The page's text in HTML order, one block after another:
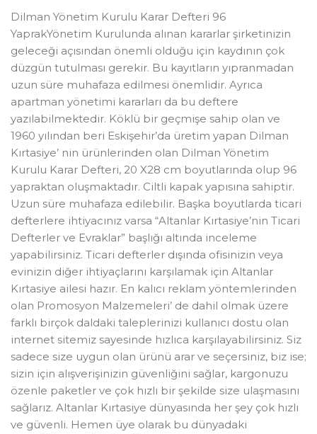
Dilman Yönetim Kurulu Karar Defteri 96
YaprakYönetim Kurulunda alınan kararlar şirketinizin
geleceği açısından önemli olduğu için kaydının çok
düzgün tutulması gerekir. Bu kayıtların yıpranmadan
uzun süre muhafaza edilmesi önemlidir. Ayrıca
apartman yönetimi kararları da bu deftere
yazılabilmektedir. Köklü bir geçmişe sahip olan ve
1960 yılından beri Eskişehir’da üretim yapan Dilman
Kırtasiye’ nin ürünlerinden olan Dilman Yönetim
Kurulu Karar Defteri, 20 X28 cm boyutlarında olup 96
yapraktan oluşmaktadır. Ciltli kapak yapısına sahiptir.
Uzun süre muhafaza edilebilir. Başka boyutlarda ticari
defterlere ihtiyacınız varsa “Altanlar Kırtasiye’nin Ticari
Defterler ve Evraklar” başlığı altında inceleme
yapabilirsiniz. Ticari defterler dışında ofisinizin veya
evinizin diğer ihtiyaçlarını karşılamak için Altanlar
Kırtasiye ailesi hazır. En kalıcı reklam yöntemlerinden
olan Promosyon Malzemeleri’ de dahil olmak üzere
farklı birçok daldaki taleplerinizi kullanıcı dostu olan
internet sitemiz sayesinde hızlıca karşılayabilirsiniz. Siz
sadece size uygun olan ürünü arar ve seçersiniz, biz ise;
sizin için alışverişinizin güvenliğini sağlar, kargonuzu
özenle paketler ve çok hızlı bir şekilde size ulaşmasını
sağlarız. Altanlar Kırtasiye dünyasında her şey çok hızlı
ve güvenli. Hemen üye olarak bu dünyadaki